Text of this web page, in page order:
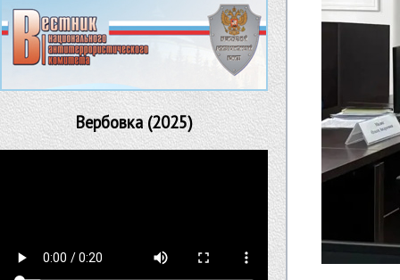
Вербовка (2025)